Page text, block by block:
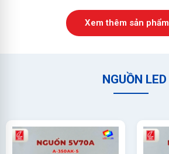
Xem thêm sản phẩm
NGUỒN LED